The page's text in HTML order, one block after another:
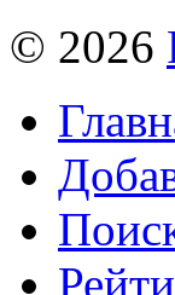
© 2026